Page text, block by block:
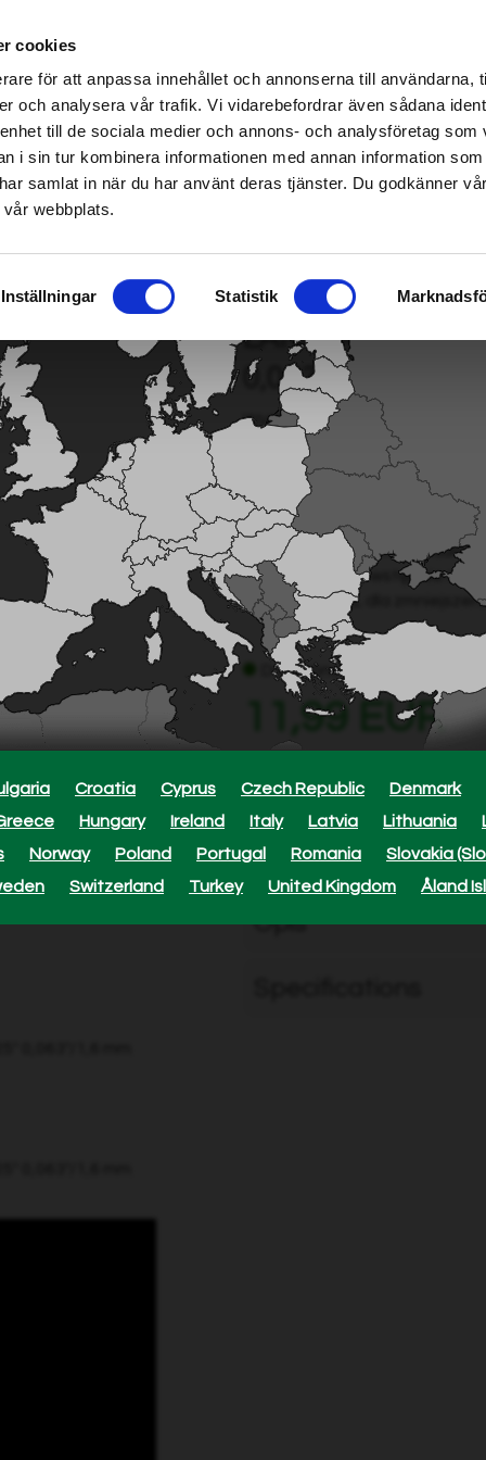
cookies
för att anpassa innehållet och annonserna till användarna,
och analysera vår trafik. Vi vidarebefordrar även sådana
till de sociala medier och annons- och analysföretag som
i sin tur kombinera informationen med annan information
samlat in när du har använt deras tjänster. Du godkänner
webbplats.
Inställningar Statistik
Croatia Cyprus Czech Republic
Denmark
Hungary Ireland Italy Latvia Lithuania
Norway Poland Portugal Romania
Slovakia
Switzerland Turkey United Kingdom Åland
Pilarka/Kombajn zrębowy Paliwo/Smarowanie/Silnik Smart garden
tnący Premium Cut 68 DL 0,325" 0,063"/1,6 mm
ŁAŃCUCH
0,063"/1,6 MM
Wysokiej jakości łańcuch
Łańcuch typu SEMI CHISEL
profesjonalnego...Read more
Model: 882
EAN: 7350076768827
Seria Grimsholm Premium
Naostrzony i wstępnie
SEMI CHISEL dla
Dostępne
11,99 EUR
Opis